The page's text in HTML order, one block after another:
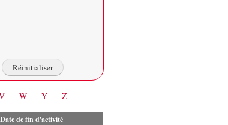
W Y Z
Date de fin d'activité